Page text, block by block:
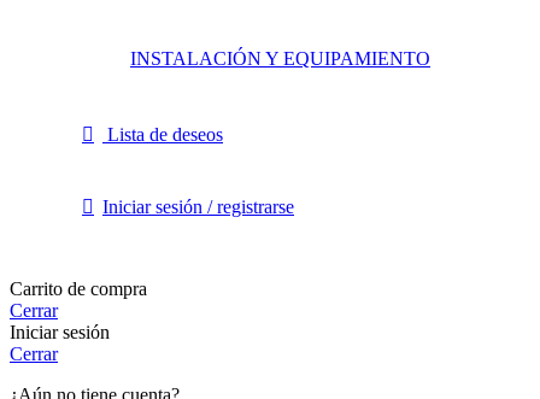
INSTALACIÓN Y EQUIPAMIENTO
Lista de deseos
Iniciar sesión / registrarse
Carrito de compra
Cerrar
Iniciar sesión
Cerrar